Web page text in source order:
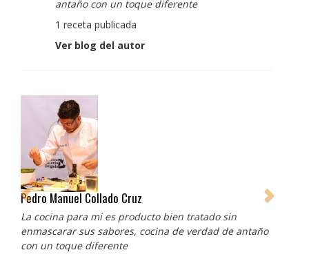
antaño con un toque diferente
1 receta publicada
Ver blog del autor
Pedro Manuel Collado Cruz
La cocina para mi es producto bien tratado sin
enmascarar sus sabores, cocina de verdad de antaño
con un toque diferente